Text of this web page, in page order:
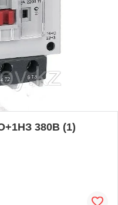
380В (1)